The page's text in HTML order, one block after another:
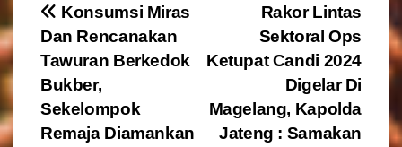
N
a
v
i
Rakor Lintas
Sektoral Ops
Ketupat Candi 2024
Digelar Di
Magelang, Kapolda
Jateng : Samakan
Konsumsi Miras
Dan Rencanakan
Tawuran Berkedok
Bukber,
Sekelompok
Remaja Diamankan